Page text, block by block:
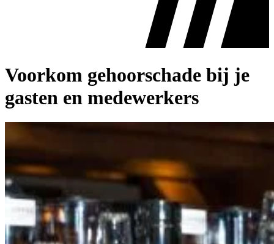
Voorkom gehoorschade bij je
gasten en medewerkers